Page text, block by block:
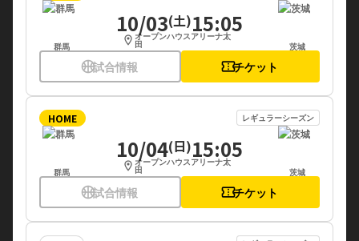
群馬
10/03(土)15:05
location_on オープンハウスアリーナ太
田 茨城
sports_basketball試合情報 confirmation_numberチケット
HOME レギュラーシーズン
群馬
10/04(日)15:05
location_on オープンハウスアリーナ太
田 茨城
sports_basketball試合情報 confirmation_numberチケット